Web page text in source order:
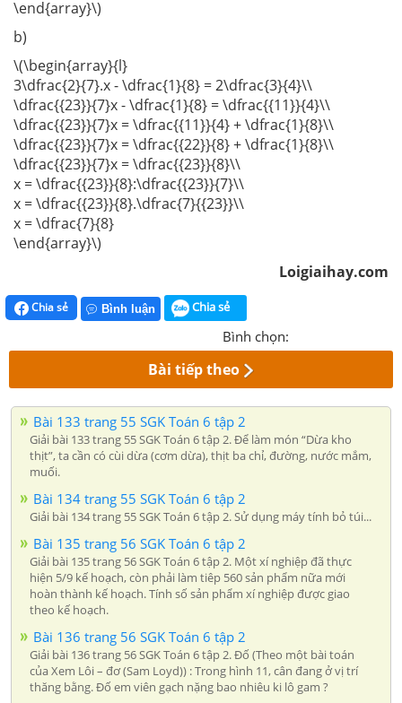
\end{array}\)
b)
\(\begin{array}{l}
3\dfrac{2}{7}.x - \dfrac{1}{8} = 2\dfrac{3}{4}\\
\dfrac{{23}}{7}x - \dfrac{1}{8} = \dfrac{{11}}{4}\\
\dfrac{{23}}{7}x = \dfrac{{11}}{4} + \dfrac{1}{8}\\
\dfrac{{23}}{7}x = \dfrac{{22}}{8} + \dfrac{1}{8}\\
\dfrac{{23}}{7}x = \dfrac{{23}}{8}\\
x = \dfrac{{23}}{8}:\dfrac{{23}}{7}\\
x = \dfrac{{23}}{8}.\dfrac{7}{{23}}\\
x = \dfrac{7}{8}
\end{array}\)
Loigiaihay.com
Chia sẻ Bình luận Chia sẻ
Bình chọn:
Bài tiếp theo
Bài 133 trang 55 SGK Toán 6 tập 2
Giải bài 133 trang 55 SGK Toán 6 tập 2. Để làm món “Dừa kho
thịt”, ta cần có cùi dừa (cơm dừa), thịt ba chỉ, đường, nước mắm,
muối.
Bài 134 trang 55 SGK Toán 6 tập 2
Giải bài 134 trang 55 SGK Toán 6 tập 2. Sử dụng máy tính bỏ túi...
Bài 135 trang 56 SGK Toán 6 tập 2
Giải bài 135 trang 56 SGK Toán 6 tập 2. Một xí nghiệp đã thực
hiện 5/9 kế hoạch, còn phải làm tiêp 560 sản phẩm nữa mới
hoàn thành kế hoạch. Tính số sản phẩm xí nghiệp được giao
theo kế hoạch.
Bài 136 trang 56 SGK Toán 6 tập 2
Giải bài 136 trang 56 SGK Toán 6 tập 2. Đố (Theo một bài toán
của Xem Lôi – đơ (Sam Loyd)) : Trong hình 11, cân đang ở vị trí
thăng bằng. Đố em viên gạch nặng bao nhiêu ki lô gam ?